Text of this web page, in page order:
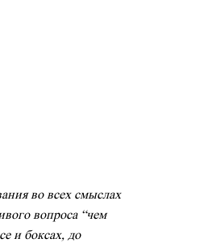
во всех смыслах
вопроса “чем
и боксах, до